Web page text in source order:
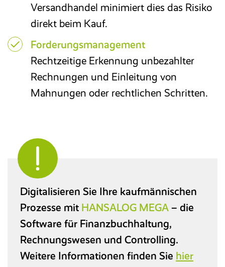
Versandhandel minimiert dies das Risiko
direkt beim Kauf.
Forderungsmanagement
Rechtzeitige Erkennung unbezahlter
Rechnungen und Einleitung von
Mahnungen oder rechtlichen Schritten.
Digitalisieren Sie Ihre kaufmännischen
Prozesse mit HANSALOG MEGA – die
Software für Finanzbuchhaltung,
Rechnungswesen und Controlling.
Weitere Informationen finden Sie hier